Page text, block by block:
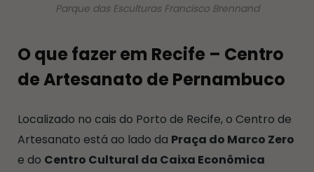
Parque das Esculturas Francisco Brennand
O que fazer em Recife – Centro
de Artesanato de Pernambuco
Localizado no cais do Porto de Recife, o Centro de
Artesanato está ao lado da Praça do Marco Zero
e do Centro Cultural da Caixa Econômica